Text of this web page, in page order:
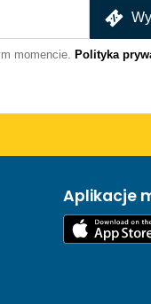
momencie. Polityka
Aplikacje